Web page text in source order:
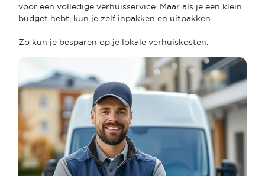
voor een volledige verhuisservice. Maar als je een klein
budget hebt, kun je zelf inpakken en uitpakken.
Zo kun je besparen op je lokale verhuiskosten.